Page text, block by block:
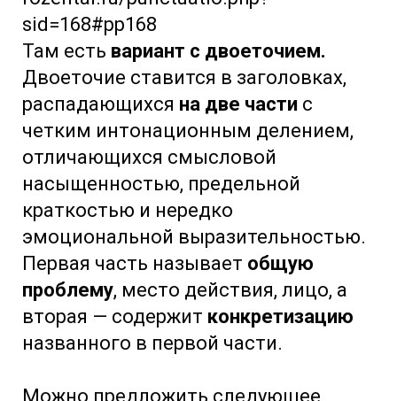
sid=168#pp168
Там есть вариант с двоеточием.
Двоеточие ставится в заголовках,
распадающихся на две части с
четким интонационным делением,
отличающихся смысловой
насыщенностью, предельной
краткостью и нередко
эмоциональной выразительностью.
Первая часть называет общую
проблему, место действия, лицо, а
вторая — содержит конкретизацию
названного в первой части.
Можно предложить следующее